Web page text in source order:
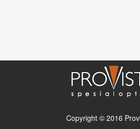
Copyright © 2016